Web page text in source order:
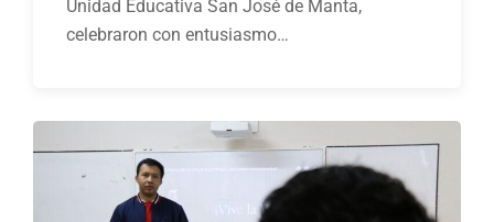
Unidad Educativa San José de Manta,
celebraron con entusiasmo…